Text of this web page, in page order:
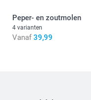
Peper- en zoutmolen
4 varianten
Vanaf 39,99